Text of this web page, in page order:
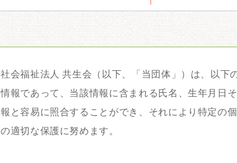
社会福祉法人 共生会（以下、「当団体」）は、以下
情報であって、当該情報に含まれる氏名、生年月日
報と容易に照合することができ、それにより特定の
の適切な保護に努めます。